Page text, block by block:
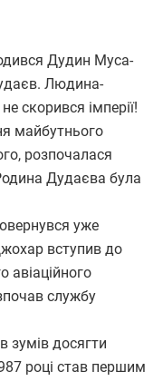
Дудин Муса-
Людина-
скорився імперії!
майбутнього
розпочалася
Дудаєва була
уже
вступив до
авіаційного
службу
зумів досягти
році став першим